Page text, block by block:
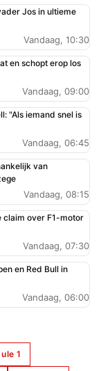
Jos in ultieme
Vandaag, 10:30
en schopt erop los
Vandaag, 09:00
"Als iemand snel is
Vandaag, 06:45
van
Vandaag, 08:15
claim over F1-motor
Vandaag, 07:30
en Red Bull in
Vandaag, 06:00
1